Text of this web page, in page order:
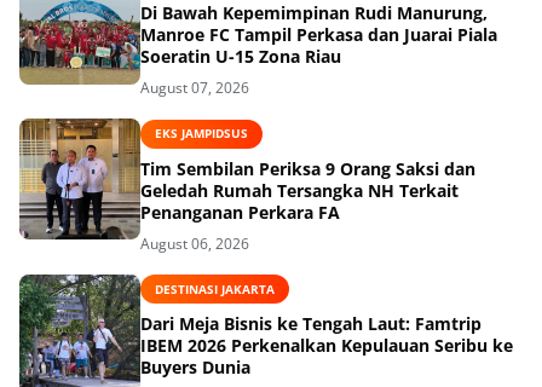
Di Bawah Kepemimpinan Rudi Manurung,
Manroe FC Tampil Perkasa dan Juarai Piala
Soeratin U-15 Zona Riau
August 07, 2026
EKS JAMPIDSUS
Tim Sembilan Periksa 9 Orang Saksi dan
Geledah Rumah Tersangka NH Terkait
Penanganan Perkara FA
August 06, 2026
DESTINASI JAKARTA
Dari Meja Bisnis ke Tengah Laut: Famtrip
IBEM 2026 Perkenalkan Kepulauan Seribu ke
Buyers Dunia